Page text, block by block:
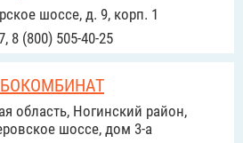
шоссе, д. 9, корп. 1
8 (800) 505-40-25
область, Ногинский район,
шоссе, дом 3-а